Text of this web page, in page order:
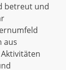
betreut und
aus